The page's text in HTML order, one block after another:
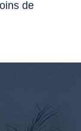
de